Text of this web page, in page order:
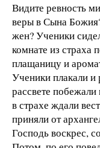
Видите ревность
веры в Сына
жен? Ученики
комнате из страха
плащаницу и
Ученики плакали и
рассвете
в страхе ждали
приняли от
Господь воскрес,